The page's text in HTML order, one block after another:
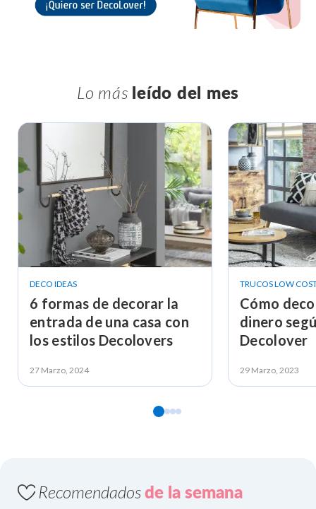
Lo más leído del mes
DECO IDEAS
6 formas de decorar la
entrada de una casa con
los estilos Decolovers
27 Marzo, 2024
TRUCOS LOW
Cómo
dinero
Decolover
29 Marzo, 2023
Recomendadosde la semana